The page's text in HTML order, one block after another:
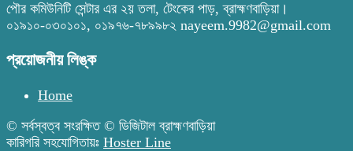
পৌর কমিউনিটি সেন্টার এর ২য় তলা, টেংকের পাড়, ব্রাহ্মণবাড়িয়া।
০১৯১০-০৩০১০১, ০১৯৭৬-৭৮৯৯৮২ nayeem.9982@gmail.com
প্রয়োজনীয় লিঙ্ক
Home
© সর্বস্বত্ব সংরক্ষিত © ডিজিটাল ব্রাহ্মণবাড়িয়া
কারিগরি সহযোগিতায়ঃ Hoster Line